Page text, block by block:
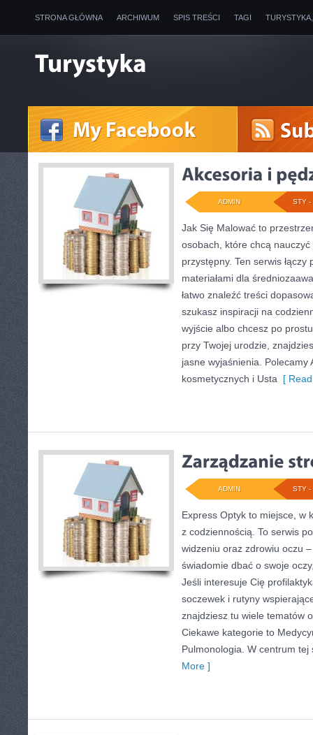
STRONA GŁÓWNA ARCHIWUM SPIS TREŚCI TAGI
STY -
ADMIN
Jak Się Malować to
osobach, które chcą
przystępny. Ten serwis
materiałami dla
łatwo znaleźć treści
szukasz inspiracji na
wyjście albo chcesz po
przy Twojej urodzie,
jasne wyjaśnienia. Polecamy
kosmetycznych i Usta [
STY -
ADMIN
Express Optyk to miejsce, w
z codziennością. To serwis
widzeniu oraz zdrowiu oczu
świadomie dbać o swoje
Jeśli interesuje Cię
soczewek i rutyny
znajdziesz tu wiele tematów
Ciekawe kategorie to
Pulmonologia. W centrum tej
More ]